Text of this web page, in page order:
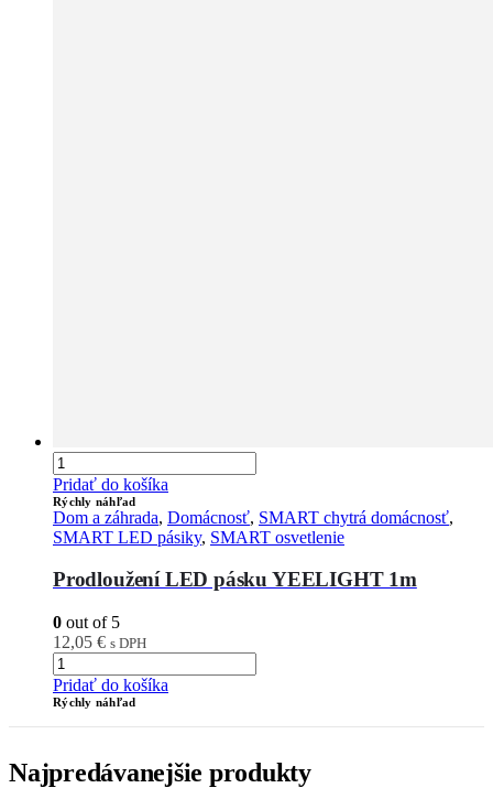
Pridať do košíka
Rýchly náhľad
Dom a záhrada, Domácnosť, SMART chytrá domácnosť,
SMART LED pásiky, SMART osvetlenie
Prodloužení LED pásku YEELIGHT 1m
0 out of 5
12,05 € s DPH
Pridať do košíka
Rýchly náhľad
Najpredávanejšie produkty